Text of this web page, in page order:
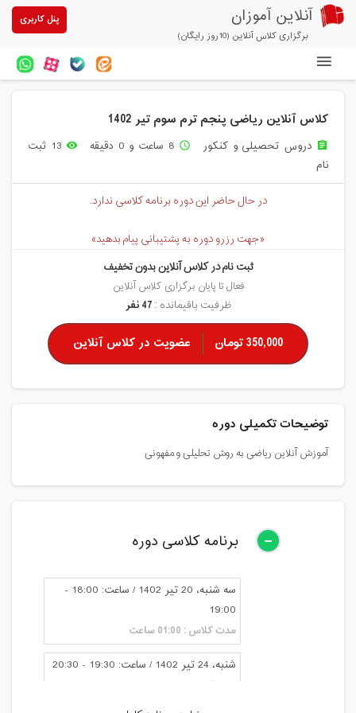
آنلاین آموزان
برگزاری کلاس آنلاین (10روز رایگان)
پنل کاربری
آزمون های آنلاین
درباره ما
کلاس آنلاین ریاضی پنجم ترم سوم تیر 1402
assignment دروس تحصیلی و کنکور access_time 8 ساعت و 0 دقیقه remove_red_eye
13 ثبت
نام
در حال حاضر این دوره برنامه کلاسی ندارد.
«جهت رزرو دوره به پشتیبانی پیام بدهید»
ثبت نام در کلاس آنلاین بدون تخفیف
فعال تا پایان برگزاری کلاس آنلاین
ظرفیت باقیمانده : 47 نفر
350,000 تومان عضویت در کلاس آنلاین
توضیحات تکمیلی دوره
آموزش آنلاین ریاضی به روش تحلیلی و مفهونی
برنامه کلاسی دوره
سه شنبه، 20 تیر 1402 / ساعت: 18:00 -
19:00
مدت کلاس : 01:00 ساعت
شنبه، 24 تیر 1402 / ساعت: 19:30 - 20:30